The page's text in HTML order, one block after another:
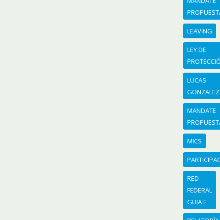
LEAVING
LEY DE
LUCAS
GONZALEZ
MANDATE
MICS
RED
FEDERAL
GUIA E